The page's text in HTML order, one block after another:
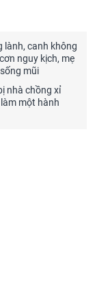
lành, canh không
nguy kịch, mẹ
mũi
nhà chồng xỉ
một hành